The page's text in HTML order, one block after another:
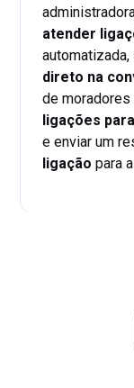
atender
automatizada,
direto na
de
ligações
e enviar um
ligação para